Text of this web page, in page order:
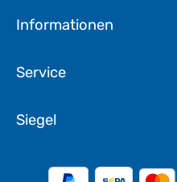
Informationen
Service
Siegel